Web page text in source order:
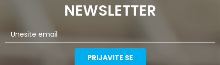
NEWSLETTER
PRIJAVITE SE